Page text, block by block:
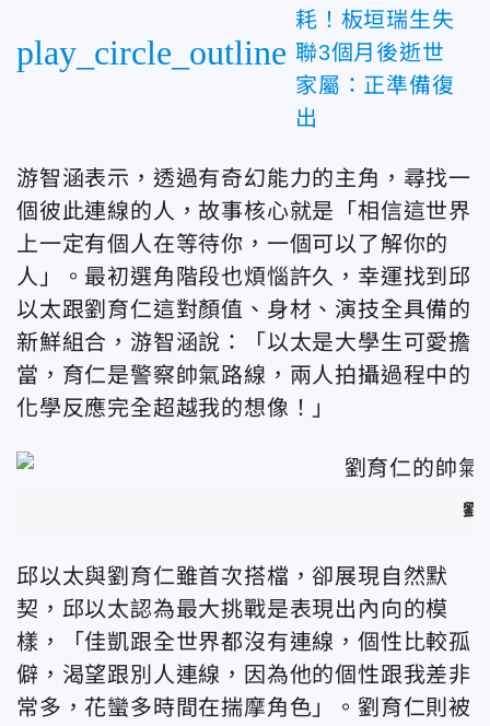
play_circle_outline
耗！板垣瑞生失
聯3個月後逝世
家屬：正準備復
出
游智涵表示，透過有奇幻能力的主角，尋找一
個彼此連線的人，故事核心就是「相信這世界
上一定有個人在等待你，一個可以了解你的
人」。最初選角階段也煩惱許久，幸運找到邱
以太跟劉育仁這對顏值、身材、演技全具備的
新鮮組合，游智涵說：「以太是大學生可愛擔
當，育仁是警察帥氣路線，兩人拍攝過程中的
化學反應完全超越我的想像！」
劉
邱以太與劉育仁雖首次搭檔，卻展現自然默
契，邱以太認為最大挑戰是表現出內向的模
樣，「佳凱跟全世界都沒有連線，個性比較孤
僻，渴望跟別人連線，因為他的個性跟我差非
常多，花蠻多時間在揣摩角色」。劉育仁則被